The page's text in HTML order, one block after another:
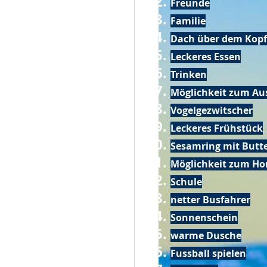
Freunde
Familie
Dach über dem Kopf
Leckeres Essen
Trinken
Möglichkeit zum
Vogelgezwitscher
Leckeres Frühstück
Sesamring mit
Möglichkeit zum
Schule
netter Busfahrer
Sonnenschein
warme Dusche
Fussball spielen